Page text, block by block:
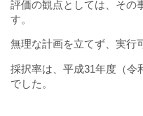
評価の観点としては、その
す。
無理な計画を立てず、実行
採択率は、平成31年度（令
でした。